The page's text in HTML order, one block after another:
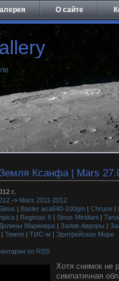
О сайте
Ксанфа | Mars
г.
-> Mars 2011-2012
| Basler aca640-100gm | Chruse |
| Registax 6 | Sinus Miridiani |
Долины Маринера | Залив Авроры |
| Темпе | ТИС-м | Эритрейское Море
по RSS
Хотя снимок не
симпатичная